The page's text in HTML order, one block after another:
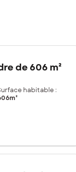
de 606 m²
habitable :